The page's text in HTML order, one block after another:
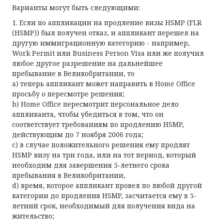
Варианты могут быть следующими:
1. Если по аппликации на продление визы HSMP (FLR
(HSMP)) был получен отказ, и аппликант перешел на
другую иммиграционную категорию - например,
Work Permit или Business Person Visa или же получил
любое другое разрешение на дальнейшее
пребывание в Великобритании, то
a) теперь аппликант может направить в Home Office
просьбу о пересмотре решения;
b) Home Office пересмотрит персональное дело
аппликанта, чтобы убедиться в том, что он
соответствует требованиям по продлению HSMP,
действующим до 7 ноября 2006 года;
c) в случае положительного решения ему продлят
HSMP визу на три года, или на тот период, который
необходим для завершения 5-летнего срока
пребывания в Великобритании,
d) время, которое аппликант провел по любой другой
категории до продления HSMP, засчитается ему в 5-
летний срок, необходимый для получения вида на
жительство;